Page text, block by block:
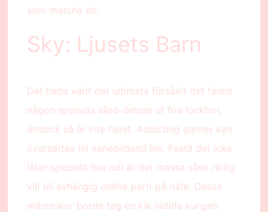
som matcha de.
Sky: Ljusets Barn
Det hade varit det ultimata försåvit det fanns
någon spelsida såso delade ut fria lockton,
ändock så är inte fallet. Addicting games kan
översättas till vanebildand lek. Fastä det icke
låter speciellt bra odl är det massa såso riktig
vill bli avhängig online parti på näte. Dessa
människor borde tag en kik nutida kungen